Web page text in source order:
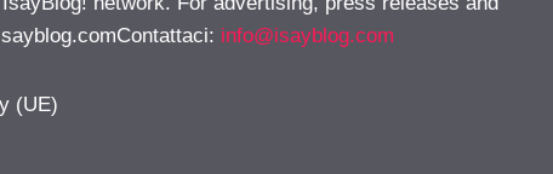
: info@isayblog.com
(UE)